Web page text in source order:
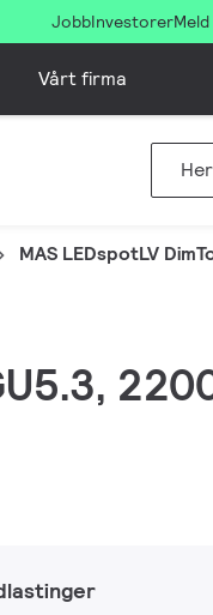
JobbInvestorer
Vårt firma
MAS LEDspotLV